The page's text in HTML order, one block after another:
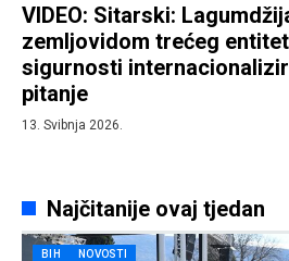
VIDEO: Sitarski:
zemljovidom trećeg
sigurnosti
pitanje
13. Svibnja 2026.
Najčitanije ovaj tjedan
BIH NOVOSTI